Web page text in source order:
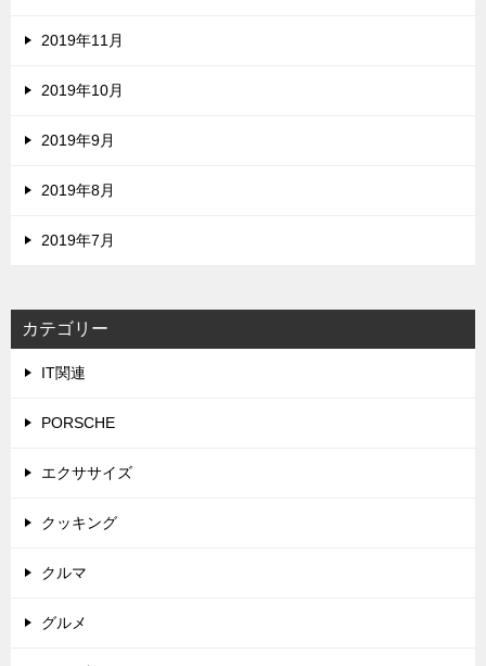
2019年11月
2019年10月
2019年9月
2019年8月
2019年7月
カテゴリー
IT関連
PORSCHE
エクササイズ
クッキング
クルマ
グルメ